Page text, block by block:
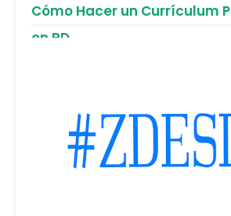
Cómo Hacer un Currículum
en RD